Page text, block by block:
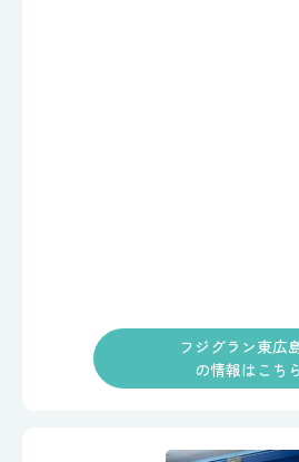
フジグラン東広
の情報はこちら